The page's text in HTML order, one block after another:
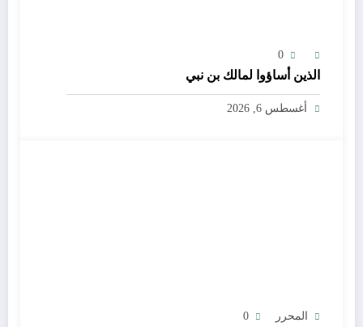
0
الذين أساؤوا لمالك بن نبي
أغسطس 6, 2026
المحرر 0